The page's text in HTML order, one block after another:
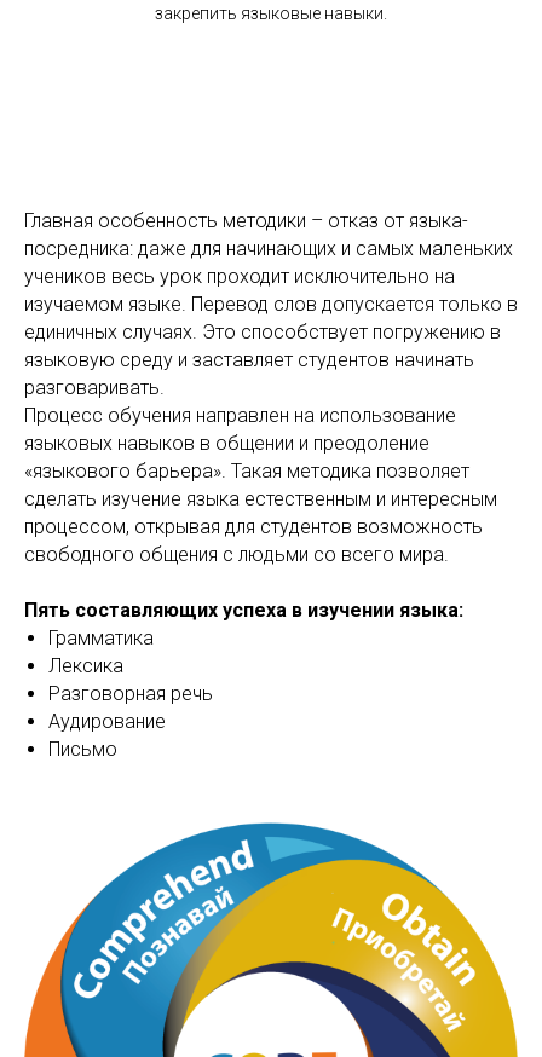
закрепить языковые навыки.
Главная особенность методики – отказ от языка-
посредника: даже для начинающих и самых маленьких
учеников весь урок проходит исключительно на
изучаемом языке. Перевод слов допускается только в
единичных случаях. Это способствует погружению в
языковую среду и заставляет студентов начинать
разговаривать.
Процесс обучения направлен на использование
языковых навыков в общении и преодоление
«языкового барьера». Такая методика позволяет
сделать изучение языка естественным и интересным
процессом, открывая для студентов возможность
свободного общения с людьми со всего мира.
Пять составляющих успеха в изучении языка:
Грамматика
Лексика
Разговорная речь
Аудирование
Письмо